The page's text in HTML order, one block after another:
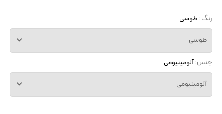
رنگ :طوسی
طوسی
جنس:آلومینیومی
آلومینیومی